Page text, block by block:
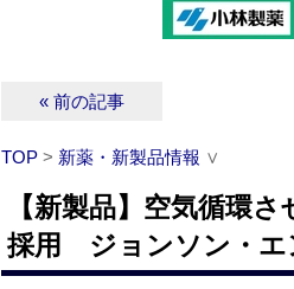
« 前の記事
TOP > 新薬・新製品情報 ∨
【新製品】空気循環
採用 ジョンソン・エ